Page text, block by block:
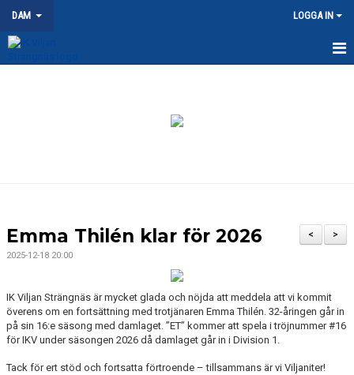
DAM LOGGA IN
DOKUMENT
>
<
Emma Thilén klar för 2026
2025-12-18 20:00
IK Viljan Strängnäs är mycket glada och nöjda att meddela att vi kommit
överens om en fortsättning med trotjänaren Emma Thilén. 32-åringen går in
på sin 16:e säsong med damlaget. ”ET” kommer att spela i tröjnummer #16
för IKV under säsongen 2026 då damlaget går in i Division 1.
Tack för ert stöd och fortsatta förtroende – tillsammans är vi Viljaniter!